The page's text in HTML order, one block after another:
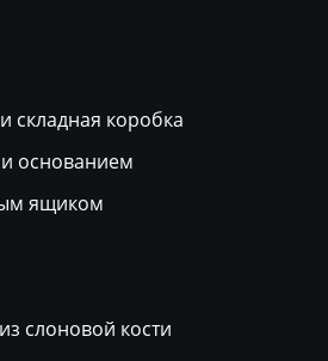
складная коробка
основанием
ящиком
слоновой кости